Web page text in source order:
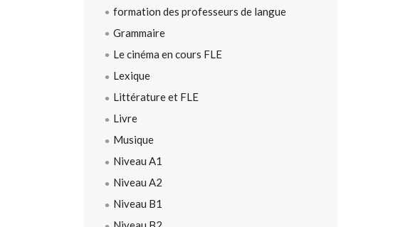
formation des professeurs de langue
Grammaire
Le cinéma en cours FLE
Lexique
Littérature et FLE
Livre
Musique
Niveau A1
Niveau A2
Niveau B1